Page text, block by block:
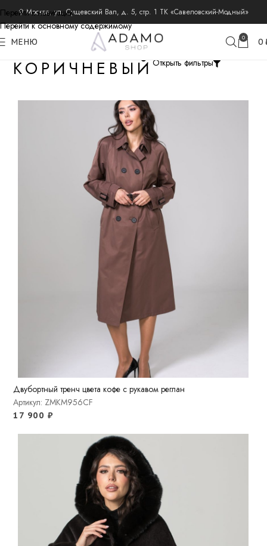
Перейти к навигации
Перейти к основному содержимому
⚲ Москва, ул. Сущевский Вал, д. 5, стр. 1 ТК «Савеловский-Модный»
МЕНЮ 0 0
КОРИЧНЕВЫЙОткрыть фильтры
Двубортный тренч цвета кофе с рукавом реглан
Артикул: ZMKM956CF
17 900 ₽